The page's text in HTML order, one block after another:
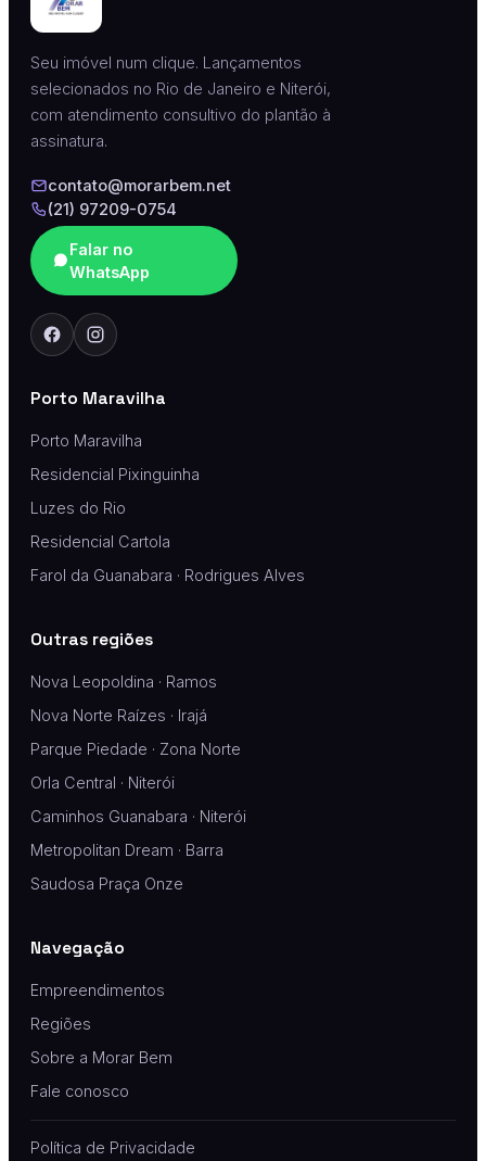
Seu imóvel num clique. Lançamentos
selecionados no Rio de Janeiro e Niterói,
com atendimento consultivo do plantão à
assinatura.
contato@morarbem.net
(21) 97209-0754
Falar no
WhatsApp
Porto Maravilha
Porto Maravilha
Residencial Pixinguinha
Luzes do Rio
Residencial Cartola
Farol da Guanabara · Rodrigues Alves
Outras regiões
Nova Leopoldina · Ramos
Nova Norte Raízes · Irajá
Parque Piedade · Zona Norte
Orla Central · Niterói
Caminhos Guanabara · Niterói
Metropolitan Dream · Barra
Saudosa Praça Onze
Navegação
Empreendimentos
Regiões
Sobre a Morar Bem
Fale conosco
Política de Privacidade